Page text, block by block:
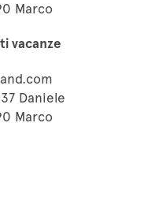
Marco
vacanze
Daniele
Marco